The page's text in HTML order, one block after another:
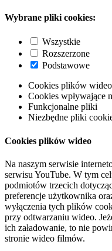
Wybrane pliki cookies:
Wszystkie
Rozszerzone
Podstawowe
Cookies plików wideo
Cookies wpływające
Funkcjonalne pliki
Niezbędne pliki
Cookies plików wideo
Na naszym serwisie
serwisu YouTube. W tym
podmiotów trzecich
preferencje użytkownika
wyłączenia tych plików
przy odtwarzaniu wideo.
ich załadowanie, to nie
stronie wideo filmów.